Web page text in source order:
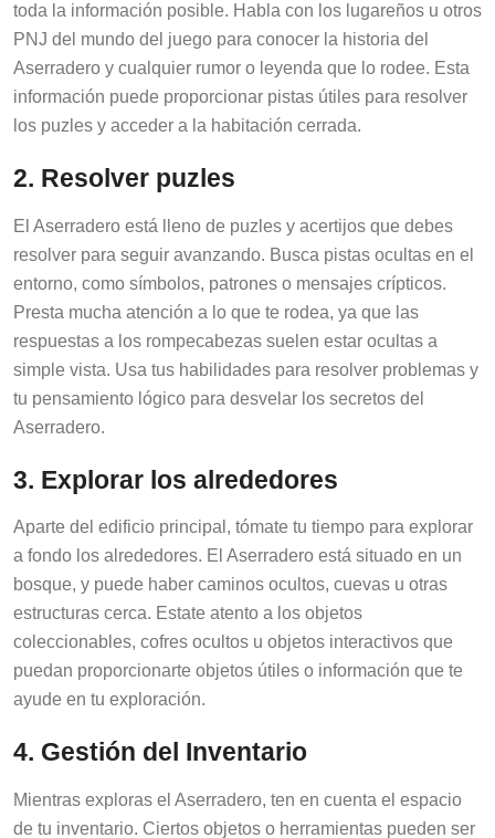
PNJ del mundo del juego para conocer la historia del
Aserradero y cualquier rumor o leyenda que lo rodee. Esta
información puede proporcionar pistas útiles para resolver
los puzles y acceder a la habitación cerrada.
2. Resolver puzles
El Aserradero está lleno de puzles y acertijos que debes
resolver para seguir avanzando. Busca pistas ocultas en el
entorno, como símbolos, patrones o mensajes crípticos.
Presta mucha atención a lo que te rodea, ya que las
respuestas a los rompecabezas suelen estar ocultas a
simple vista. Usa tus habilidades para resolver problemas y
tu pensamiento lógico para desvelar los secretos del
Aserradero.
3. Explorar los alrededores
Aparte del edificio principal, tómate tu tiempo para explorar
a fondo los alrededores. El Aserradero está situado en un
bosque, y puede haber caminos ocultos, cuevas u otras
estructuras cerca. Estate atento a los objetos
coleccionables, cofres ocultos u objetos interactivos que
puedan proporcionarte objetos útiles o información que te
ayude en tu exploración.
4. Gestión del Inventario
Mientras exploras el Aserradero, ten en cuenta el espacio
de tu inventario. Ciertos objetos o herramientas pueden ser